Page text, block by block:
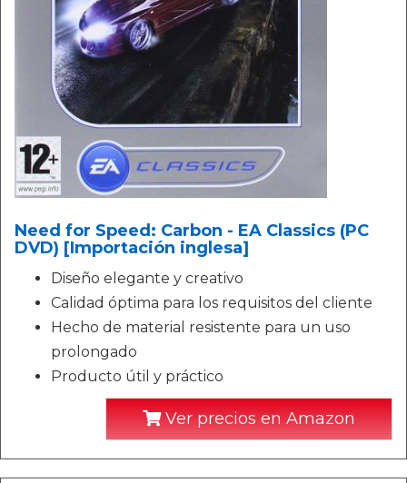
Need for Speed: Carbon - EA Classics (PC
DVD) [Importación inglesa]
Diseño elegante y creativo
Calidad óptima para los requisitos del cliente
Hecho de material resistente para un uso
prolongado
Producto útil y práctico
Ver precios en Amazon